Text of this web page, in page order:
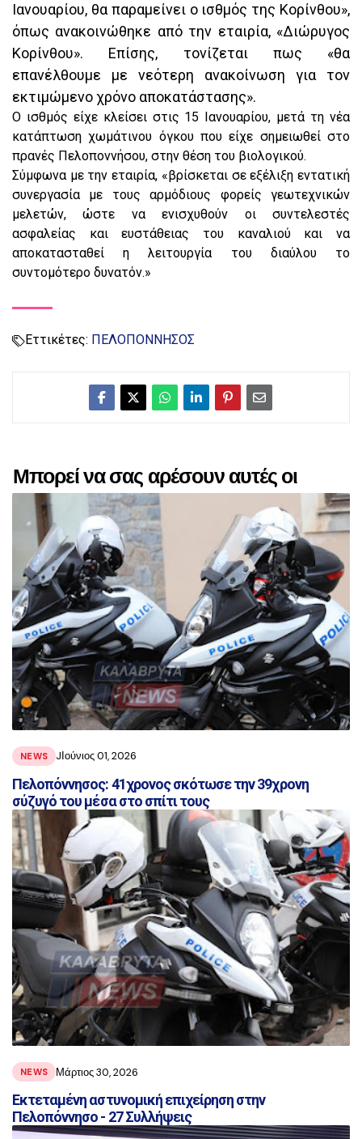
Ιανουαρίου, θα παραμείνει ο ισθμός της Κορίνθου»,
όπως ανακοινώθηκε από την εταιρία, «Διώρυγος
Κορίνθου». Επίσης, τονίζεται πως «θα
επανέλθουμε με νεότερη ανακοίνωση για τον
εκτιμώμενο χρόνο αποκατάστασης».
Ο ισθμός είχε κλείσει στις 15 Ιανουαρίου, μετά τη νέα
κατάπτωση χωμάτινου όγκου που είχε σημειωθεί στο
πρανές Πελοποννήσου, στην θέση του βιολογικού.
Σύμφωνα με την εταιρία, «βρίσκεται σε εξέλιξη εντατική
συνεργασία με τους αρμόδιους φορείς γεωτεχνικών
μελετών, ώστε να ενισχυθούν οι συντελεστές
ασφαλείας και ευστάθειας του καναλιού και να
αποκατασταθεί η λειτουργία του διαύλου το
συντομότερο δυνατόν.»
Εττικέτες: ΠΕΛΟΠΟΝΝΗΣΟΣ
Μπορεί να σας αρέσουν αυτές οι
αναρτήσεις
NEWS JΙούνιος 01, 2026
Πελοπόννησος: 41χρονος σκότωσε την 39χρονη
σύζυγό του μέσα στο σπίτι τους
NEWS Μάρτιος 30, 2026
Εκτεταμένη αστυνομική επιχείρηση στην
Πελοπόννησο - 27 Συλλήψεις